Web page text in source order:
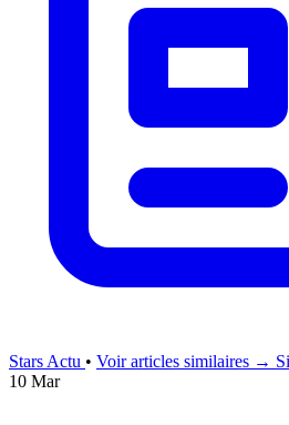
Stars Actu • Voir articles similaires →
10 Mar